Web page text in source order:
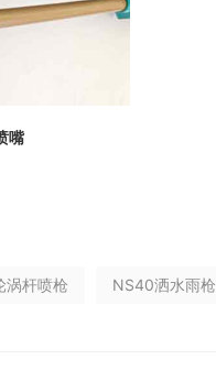
嘴
涡杆喷枪 NS40洒水雨枪